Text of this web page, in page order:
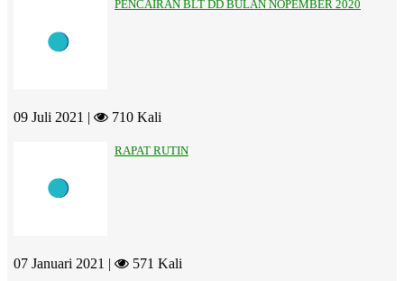
PENCAIRAN BLT DD BULAN NOPEMBER 2020
09 Juli 2021 | 710 Kali
RAPAT RUTIN
07 Januari 2021 | 571 Kali